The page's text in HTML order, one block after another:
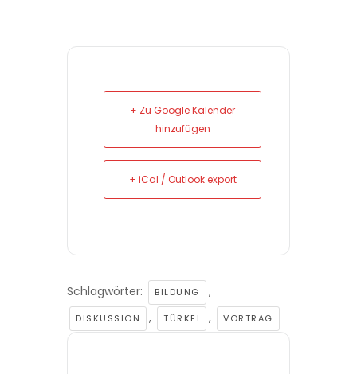
+ Zu Google Kalender
hinzufügen
+ iCal / Outlook export
Schlagwörter: BILDUNG ,
DISKUSSION , TÜRKEI , VORTRAG